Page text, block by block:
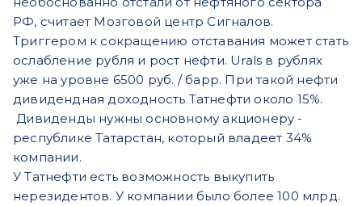
РФ, считает Мозговой центр Сигналов.
Триггером к сокращению отставания может стать
ослабление рубля и рост нефти. Urals в рублях
уже на уровне 6500 руб. / барр. При такой нефти
дивидендная доходность Татнефти около 15%.
Дивиденды нужны основному акционеру -
республике Татарстан, который владеет 34%
компании.
У Татнефти есть возможность выкупить
нерезидентов. У компании было более 100 млрд.